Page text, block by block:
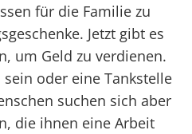
für die Familie zu
Jetzt gibt es
um Geld zu verdienen.
oder eine Tankstelle
suchen sich aber
die ihnen eine Arbeit